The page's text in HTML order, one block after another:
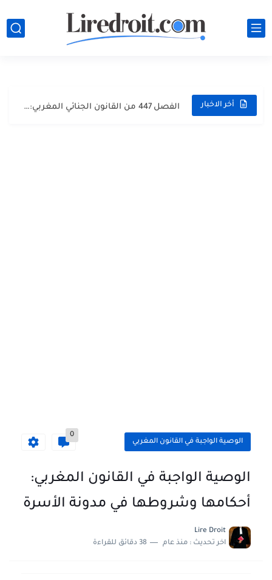
أخر الاخبار الفصل 447 من القانون الجنائي المغربي: شرح جرائم انتهاك الحياة...
الوصية الواجبة في القانون المغربي
0
الوصية الواجبة في القانون المغربي:
أحكامها وشروطها في مدونة الأسرة
Lire Droit
اخر تحديث : منذ عام 38 دقائق للقراءة